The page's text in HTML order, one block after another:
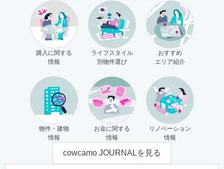
購入に関する
情報
ライフスタイル
別物件選び
おすすめ
エリア紹介
物件・建物
情報
お金に関する
情報
リノベーション
情報
cowcamo JOURNALを見る